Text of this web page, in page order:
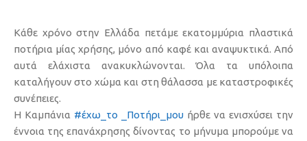
Κάθε χρόνο στην Ελλάδα πετάμε εκατομμύρια πλαστικά
ποτήρια μίας χρήσης, μόνο από καφέ και αναψυκτικά. Από
αυτά ελάχιστα ανακυκλώνονται. Όλα τα υπόλοιπα
καταλήγουν στο χώμα και στη θάλασσα με καταστροφικές
συνέπειες.
Η Καμπάνια #έχω_το _Ποτήρι_μου ήρθε να ενισχύσει την
έννοια της επανάχρησης δίνοντας το μήνυμα μπορούμε να